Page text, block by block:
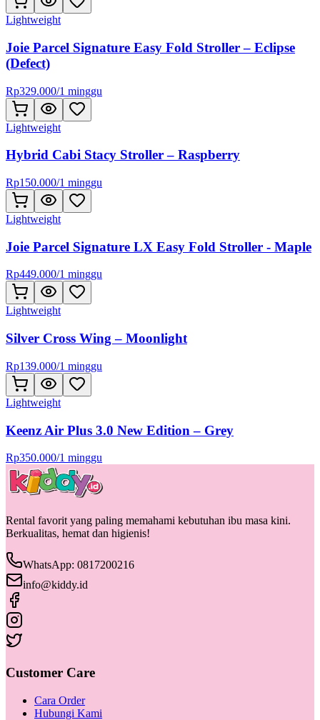
Lightweight
Joie Parcel Signature Easy Fold Stroller – Eclipse
(Defect)
Rp329.000/1 minggu
Lightweight
Hybrid Cabi Stacy Stroller – Raspberry
Rp150.000/1 minggu
Lightweight
Joie Parcel Signature LX Easy Fold Stroller - Maple
Rp449.000/1 minggu
Lightweight
Silver Cross Wing – Moonlight
Rp139.000/1 minggu
Lightweight
Keenz Air Plus 3.0 New Edition – Grey
Rp350.000/1 minggu
Rental favorit yang paling memahami kebutuhan ibu masa kini.
Berkualitas, hemat dan higienis!
WhatsApp: 0817200216
info@kiddy.id
Customer Care
Cara Order
Hubungi Kami